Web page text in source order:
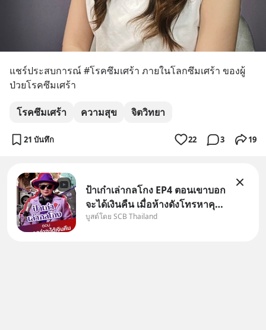
แชร์ประสบการณ์ #โรคซึมเศร้า ภายในโลกซึมเศร้า ของผู้
ป่วยโรคซึมเศร้า
โรคซึมเศร้า ความสุข จิตวิทยา
21 บันทึก 22 3 19
ป้าเก๋าเล่ากลโกง EP4 ตอนเขาบอก
จะได้เงินคืน เมื่อห้างดังโทรหาคุณ
วิยะดา แจ้งเรื่องเคลมสินค้าแล้ว
บูสต์โดย SCB Thailand